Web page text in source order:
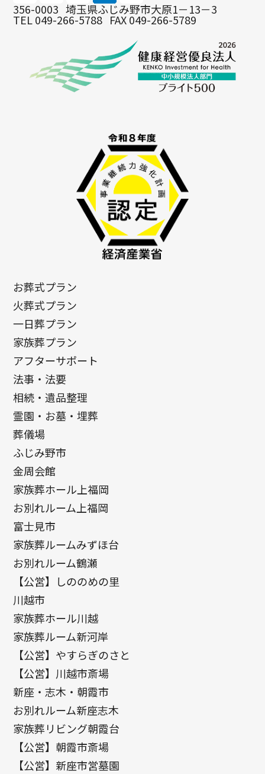
356-0003 埼玉県ふじみ野市大原1－13－3
TEL 049-266-5788 FAX 049-266-5789
お葬式プラン
火葬式プラン
一日葬プラン
家族葬プラン
アフターサポート
法事・法要
相続・遺品整理
霊園・お墓・埋葬
葬儀場
ふじみ野市
金周会館
家族葬ホール上福岡
お別れルーム上福岡
富士見市
家族葬ルームみずほ台
お別れルーム鶴瀬
【公営】しののめの里
川越市
家族葬ホール川越
家族葬ルーム新河岸
【公営】やすらぎのさと
【公営】川越市斎場
新座・志木・朝霞市
お別れルーム新座志木
家族葬リビング朝霞台
【公営】朝霞市斎場
【公営】新座市営墓園